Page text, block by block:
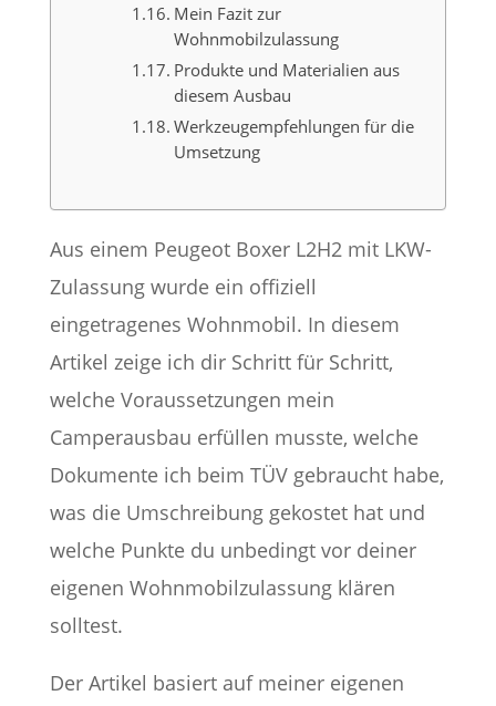
Mein Fazit zur
Wohnmobilzulassung
Produkte und Materialien aus
diesem Ausbau
Werkzeugempfehlungen für die
Umsetzung
Aus einem Peugeot Boxer L2H2 mit LKW-
Zulassung wurde ein offiziell
eingetragenes Wohnmobil. In diesem
Artikel zeige ich dir Schritt für Schritt,
welche Voraussetzungen mein
Camperausbau erfüllen musste, welche
Dokumente ich beim TÜV gebraucht habe,
was die Umschreibung gekostet hat und
welche Punkte du unbedingt vor deiner
eigenen Wohnmobilzulassung klären
solltest.
Der Artikel basiert auf meiner eigenen